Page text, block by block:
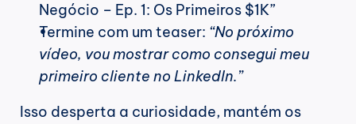
Negócio – Ep. 1: Os Primeiros $1K”
Termine com um teaser: “No próximo
vídeo, vou mostrar como consegui meu
primeiro cliente no LinkedIn.”
Isso desperta a curiosidade, mantém os